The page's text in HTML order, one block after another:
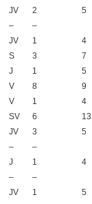
JV 2
5
–
–
JV 1
4
S 3
7
J 1
5
V 8
9
V 1
4
SV 6
13
JV 3
5
–
–
J 1
4
–
–
JV 1
5